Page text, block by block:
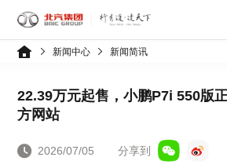
新闻中心 新闻简讯
22.39万元起售，小鹏P7i 550版
方网站
2026/07/05 分享到